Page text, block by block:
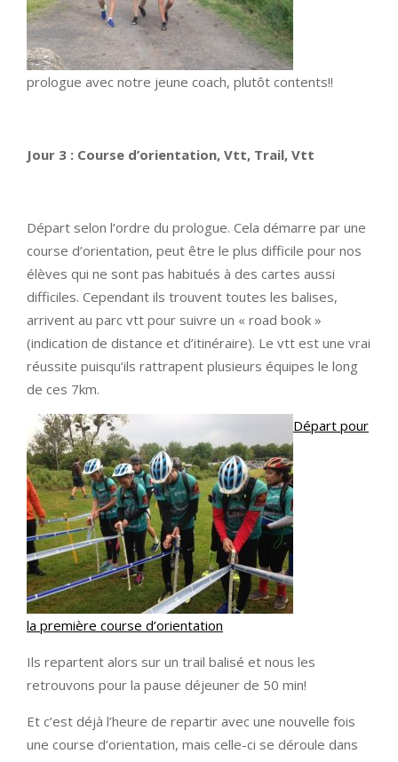
prologue avec notre jeune coach, plutôt contents!!
Jour 3 : Course d’orientation, Vtt, Trail, Vtt
Départ selon l’ordre du prologue. Cela démarre par une
course d’orientation, peut être le plus difficile pour nos
élèves qui ne sont pas habitués à des cartes aussi
difficiles. Cependant ils trouvent toutes les balises,
arrivent au parc vtt pour suivre un « road book »
(indication de distance et d’itinéraire). Le vtt est une vrai
réussite puisqu’ils rattrapent plusieurs équipes le long
de ces 7km.
Départ pour
la première course d’orientation
Ils repartent alors sur un trail balisé et nous les
retrouvons pour la pause déjeuner de 50 min!
Et c’est déjà l’heure de repartir avec une nouvelle fois
une course d’orientation, mais celle-ci se déroule dans